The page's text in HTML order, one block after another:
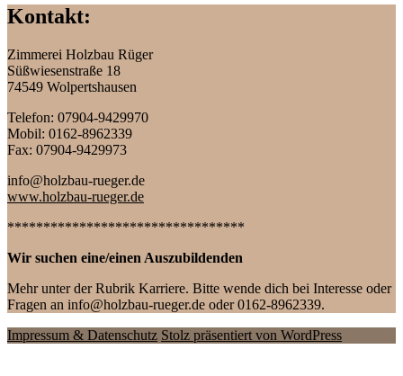
Kontakt:
Zimmerei Holzbau Rüger
Süßwiesenstraße 18
74549 Wolpertshausen
Telefon: 07904-9429970
Mobil: 0162-8962339
Fax: 07904-9429973
info@holzbau-rueger.de
www.holzbau-rueger.de
*********************************
Wir suchen eine/einen Auszubildenden
Mehr unter der Rubrik Karriere. Bitte wende dich bei Interesse oder
Fragen an info@holzbau-rueger.de oder 0162-8962339.
Impressum & Datenschutz Stolz präsentiert von WordPress